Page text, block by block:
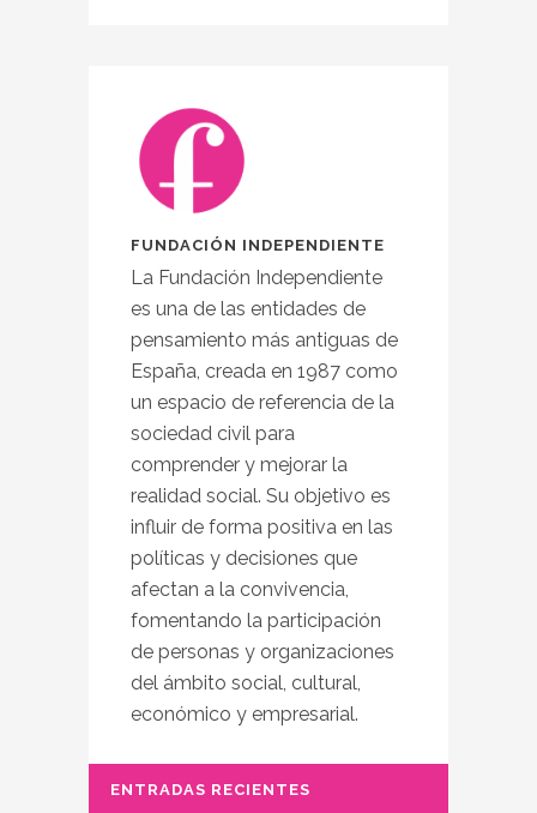
FUNDACIÓN INDEPENDIENTE
La Fundación Independiente
es una de las entidades de
pensamiento más antiguas de
España, creada en 1987 como
un espacio de referencia de la
sociedad civil para
comprender y mejorar la
realidad social. Su objetivo es
influir de forma positiva en las
políticas y decisiones que
afectan a la convivencia,
fomentando la participación
de personas y organizaciones
del ámbito social, cultural,
económico y empresarial.
ENTRADAS RECIENTES